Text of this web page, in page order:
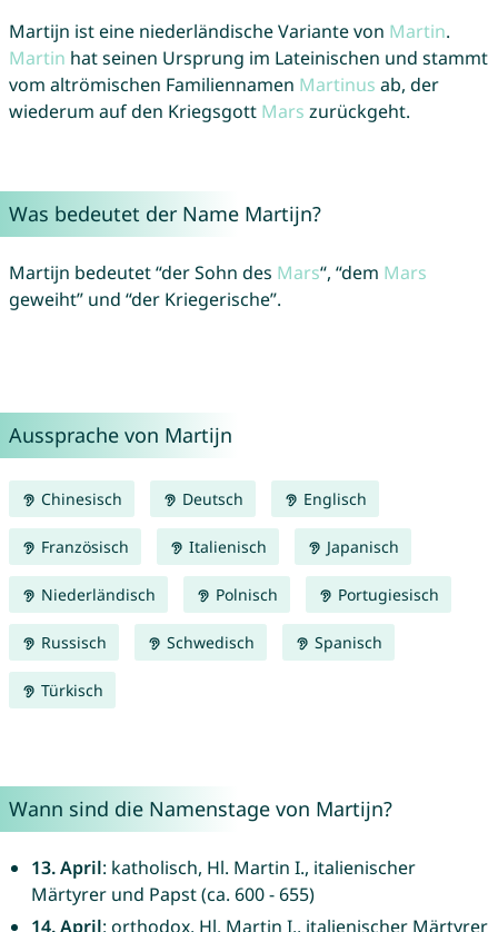
Martijn ist eine niederländische Variante von Martin.
Martin hat seinen Ursprung im Lateinischen und stammt
vom altrömischen Familiennamen Martinus ab, der
wiederum auf den Kriegsgott Mars zurückgeht.
Was bedeutet der Name Martijn?
Martijn bedeutet “der Sohn des Mars“, “dem Mars
geweiht” und “der Kriegerische”.
Aussprache von Martijn
Chinesisch Deutsch Englisch
Französisch Italienisch Japanisch
Niederländisch Polnisch Portugiesisch
Russisch Schwedisch Spanisch
Türkisch
Wann sind die Namenstage von Martijn?
13. April: katholisch, Hl. Martin I., italienischer
Märtyrer und Papst (ca. 600 - 655)
14. April: orthodox, Hl. Martin I., italienischer Märtyrer